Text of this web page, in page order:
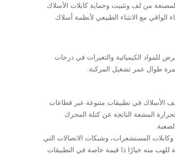
من لف وتثبيت وحماية كابلات الأسلاك
مع الانثناء الطبيعي لأنظمة أسلاك
للمواد الكيميائية والتغيرات في درجات
طوال عمر تشغيل المركبة.
الجانب العازل للحرارة النارية مقاوم للحرارة العالية بطول 10 أمتار لتغليف الأسلاك في تطبيقات متنوعة عبر قطاعات
المشعة الناتجة عن كتلة المحرك
المستشعرات، وشبكات الاتصالات التي
منه خيارًا ذا قيمة خاصة في التطبيقات